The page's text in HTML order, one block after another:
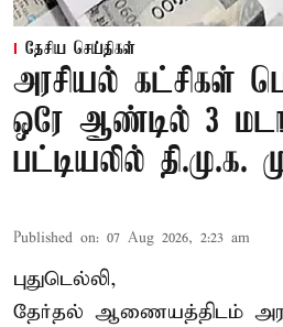
தேசிய செய்திகள்
அரசியல் கட்சிகள்
ஒரே ஆண்டில் 3
பட்டியலில் தி.மு.க.
Published on: 07 Aug 2026, 2:23 am
புதுடெல்லி,
தேர்தல் ஆணையத்திடம்